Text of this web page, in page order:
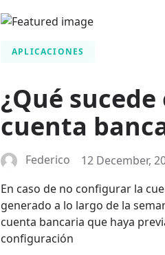
APLICACIONES
¿Qué
cuenta
Federico
12 December,
En caso de no configurar la
generado a lo largo de la
cuenta bancaria que haya
configuración